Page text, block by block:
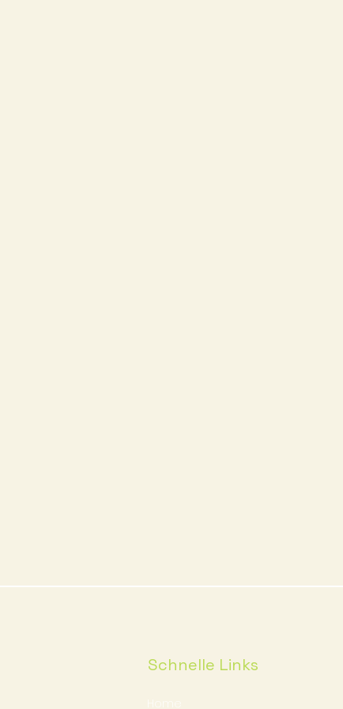
Schnelle Links
Home